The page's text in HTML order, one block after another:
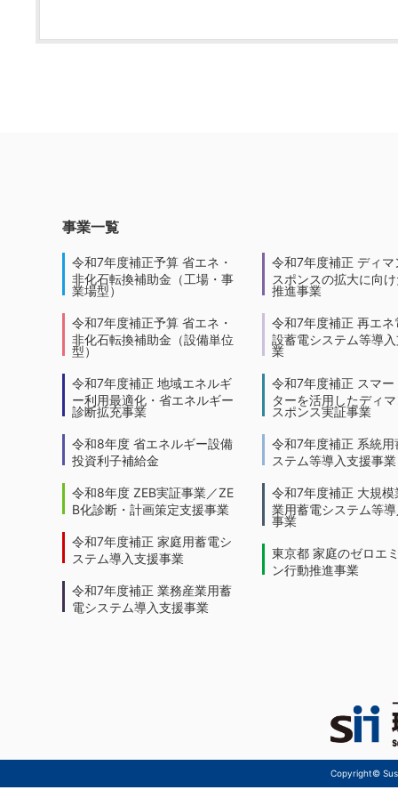
事業一覧
令和7年度補正予算 省エネ・
非化石転換補助金（工場・事
業場型）
令和7年度補正予算 省エネ・
非化石転換補助金（設備単位
型）
令和7年度補正 地域エネルギ
ー利用最適化・省エネルギー
診断拡充事業
令和8年度 省エネルギー設備
投資利子補給金
令和8年度 ZEB実証事業／ZE
B化診断・計画策定支援事業
令和7年度補正 家庭用蓄電シ
ステム導入支援事業
令和7年度補正 業務産業用蓄
電システム導入支援事業
令和7年度補正 ディマ
スポンスの拡大に向
推進事業
令和7年度補正 再エネ
設蓄電システム等導
業
令和7年度補正 スマー
ターを活用したディ
スポンス実証事業
令和7年度補正 系統用
ステム等導入支援事業
令和7年度補正 大規模
業用蓄電システム等
事業
東京都 家庭のゼロエ
ン行動推進事業
Copyright©